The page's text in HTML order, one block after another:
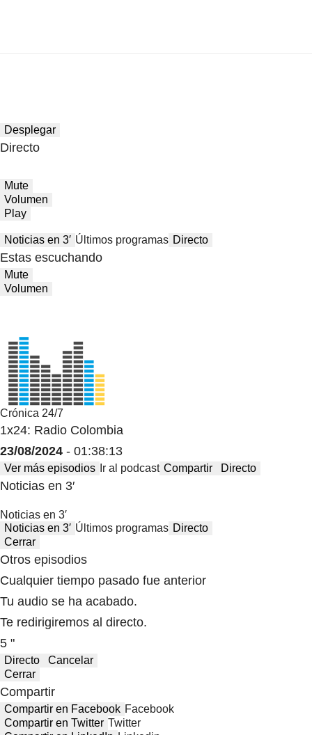
Desplegar
Directo
Mute
Volumen
Play
Noticias en 3′ Últimos programas Directo
Estas escuchando
Mute
Volumen
Crónica 24/7
1x24: Radio Colombia
23/08/2024 - 01:38:13
Ver más episodios Ir al podcast Compartir Directo
Noticias en 3′
Noticias en 3′
Noticias en 3′ Últimos programas Directo
Cerrar
Otros episodios
Cualquier tiempo pasado fue anterior
Tu audio se ha acabado.
Te redirigiremos al directo.
5 "
Directo
Cancelar
Cerrar
Compartir
Compartir en Facebook Facebook
Compartir en Twitter Twitter